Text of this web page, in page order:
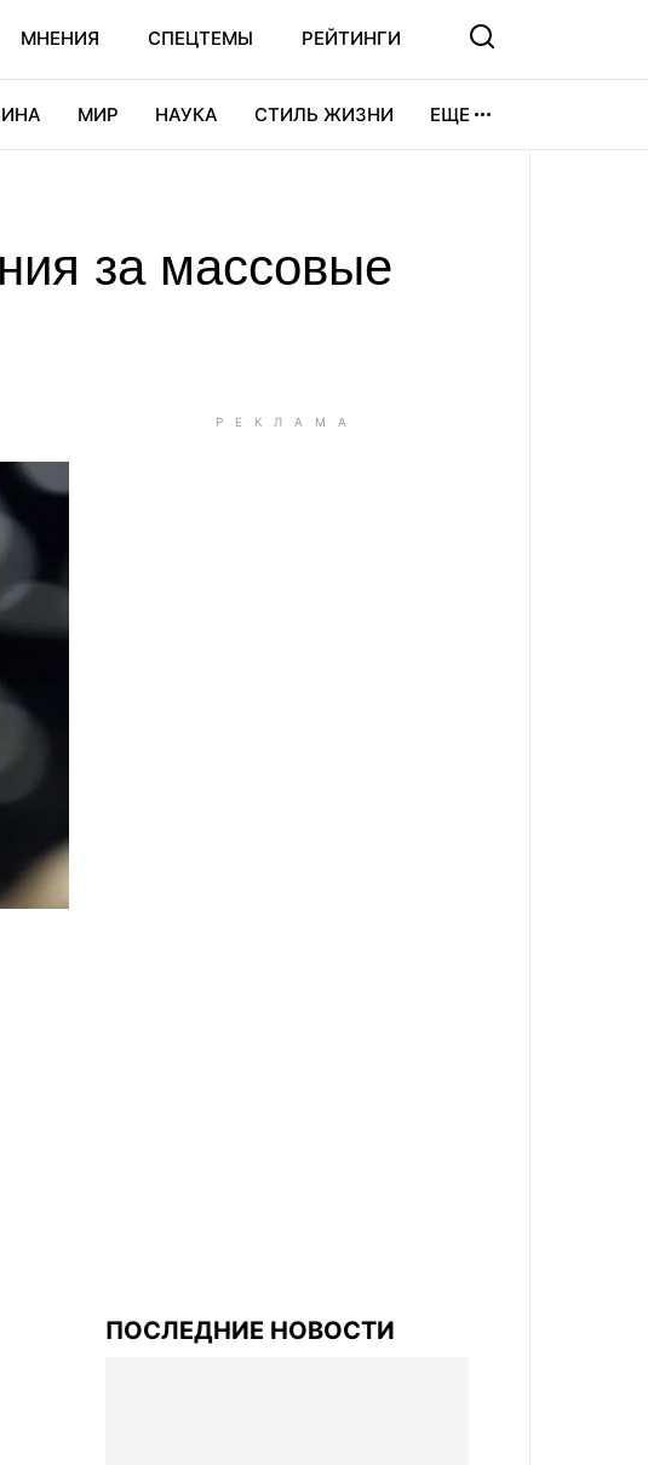
МНЕНИЯ СПЕЦТЕМЫ РЕЙТИНГИ
МИР НАУКА СТИЛЬ ЖИЗНИ ЕЩЕ
за массовые
ПОСЛЕДНИЕ НОВОСТИ